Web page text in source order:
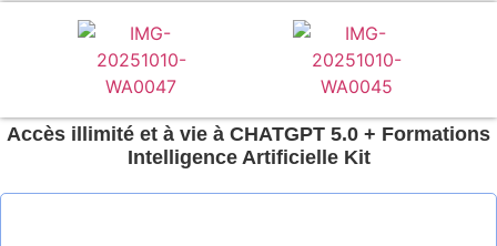
Accès illimité et à vie à CHATGPT 5.0 + Formations
Intelligence Artificielle Kit